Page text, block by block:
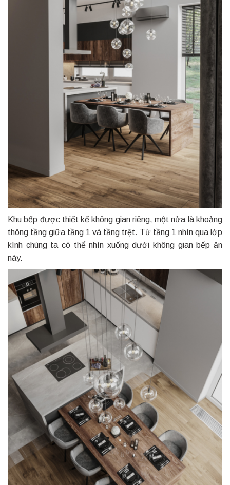
Khu bếp được thiết kế không gian riêng, một nửa là khoảng
thông tầng giữa tầng 1 và tầng trệt. Từ tầng 1 nhìn qua lớp
kính chúng ta có thể nhìn xuống dưới không gian bếp ăn
này.